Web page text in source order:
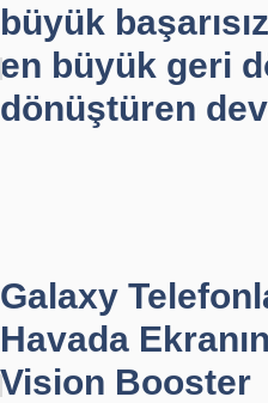
büyük
en büyük geri
dönüştüren
Galaxy
Havada
Vision Booster